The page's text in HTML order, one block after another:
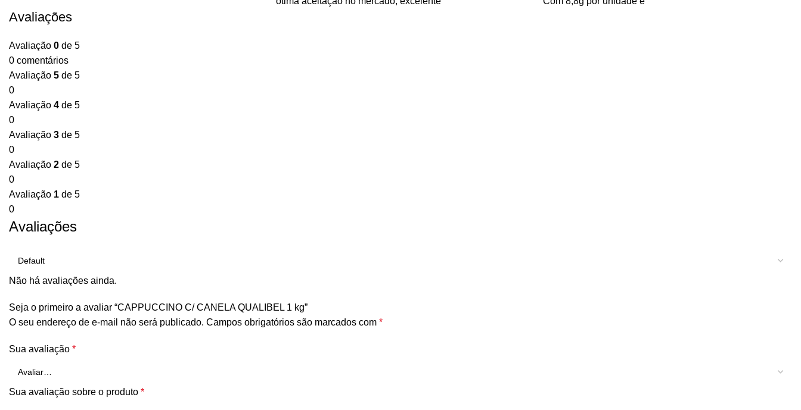
Avaliações
Avaliação 0 de 5
0 comentários
Avaliação 5 de 5
0
Avaliação 4 de 5
0
Avaliação 3 de 5
0
Avaliação 2 de 5
0
Avaliação 1 de 5
0
Avaliações
Não há avaliações ainda.
Seja o primeiro a avaliar “CAPPUCCINO C/ CANELA QUALIBEL 1 kg”
O seu endereço de e-mail não será publicado. Campos obrigatórios são marcados com *
Sua avaliação *
Sua avaliação sobre o produto *